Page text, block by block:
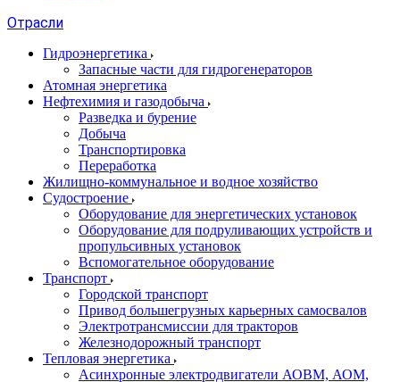
Отрасли
Гидроэнергетика
Запасные части для гидрогенераторов
Атомная энергетика
Нефтехимия и газодобыча
Разведка и бурение
Добыча
Транспортировка
Переработка
Жилищно-коммунальное и водное хозяйство
Судостроение
Оборудование для энергетических установок
Оборудование для подруливающих устройств и
пропульсивных установок
Вспомогательное оборудование
Транспорт
Городской транспорт
Привод большегрузных карьерных самосвалов
Электротрансмиссии для тракторов
Железнодорожный транспорт
Тепловая энергетика
Асинхронные электродвигатели АОВМ, АОМ,